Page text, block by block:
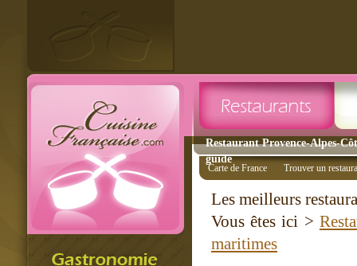
Restaurant Provence-Alpes-
guide
Carte de France Trouver un
Les meilleurs
Vous êtes ici >
maritimes